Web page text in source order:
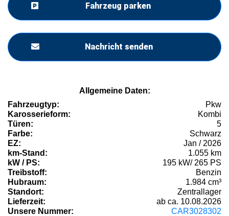
Fahrzeug parken
Nachricht senden
Allgemeine Daten:
Fahrzeugtyp:
Pkw
Karosserieform:
Kombi
Türen:
5
Farbe:
Schwarz
EZ:
Jan / 2026
km-Stand:
1.055 km
kW / PS:
195 kW/ 265 PS
Treibstoff:
Benzin
Hubraum:
1.984 cm³
Standort:
Zentrallager
Lieferzeit:
ab ca. 10.08.2026
Unsere Nummer:
CAR3028302